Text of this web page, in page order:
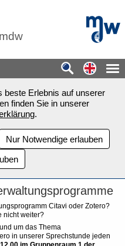
mdw -
beste Erlebnis auf unserer
finden Sie in unserer
.
Nur Notwendige erlauben
Citavi oder Zotero?
nicht weiter?
um das Thema
in unserer Sprechstunde jeden